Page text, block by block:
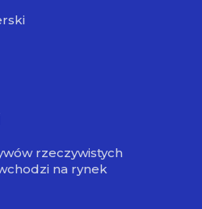
rzeczywistych
na rynek